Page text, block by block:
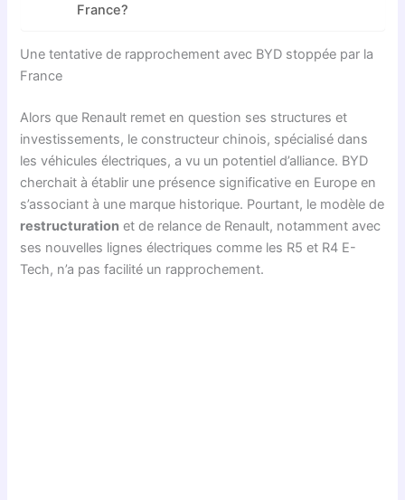
France?
Une tentative de rapprochement avec BYD stoppée par la
France
Alors que Renault remet en question ses structures et
investissements, le constructeur chinois, spécialisé dans
les véhicules électriques, a vu un potentiel d’alliance. BYD
cherchait à établir une présence significative en Europe en
s’associant à une marque historique. Pourtant, le modèle de
restructuration et de relance de Renault, notamment avec
ses nouvelles lignes électriques comme les R5 et R4 E-
Tech, n’a pas facilité un rapprochement.